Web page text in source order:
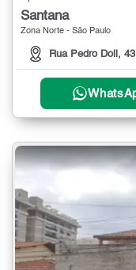
Santana
Zona Norte - São Paulo
Rua Pedro Doll, 43